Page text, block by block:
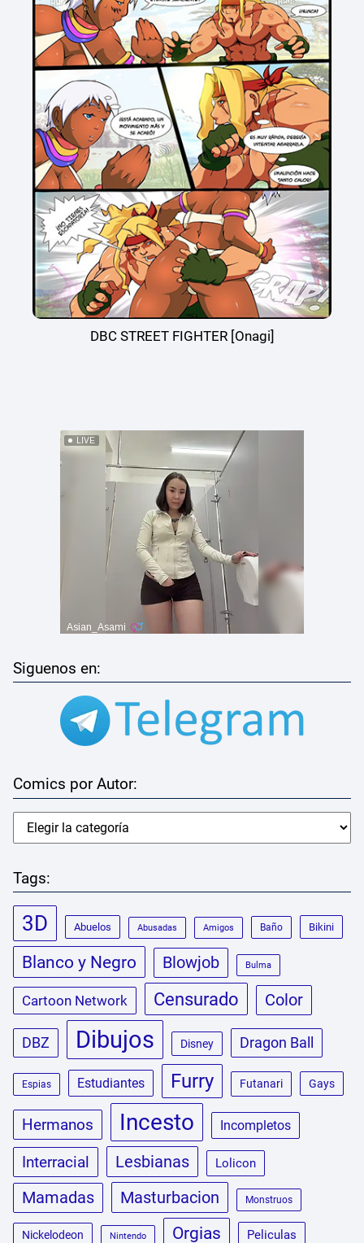
DBC STREET FIGHTER [Onagi]
Siguenos en:
Comics por Autor:
Tags:
3D Abuelos Abusadas Amigos Baño Bikini
Blanco y Negro Blowjob Bulma
Cartoon Network Censurado Color
DBZ Dibujos Disney Dragon Ball
Espias Estudiantes Furry Futanari Gays
Hermanos Incesto Incompletos
Interracial Lesbianas Lolicon
Mamadas Masturbacion Monstruos
Nickelodeon Nintendo Orgias Peliculas